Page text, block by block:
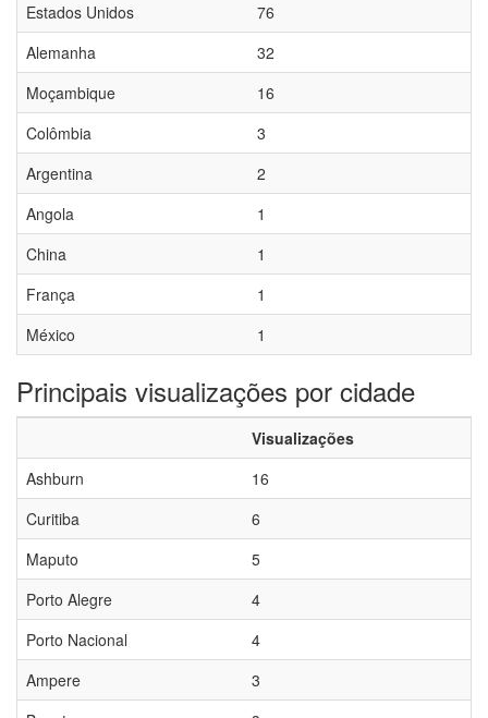
Estados Unidos
76
Alemanha
32
Moçambique
16
Colômbia
3
Argentina
2
Angola
1
China
1
França
1
México
1
Principais visualizações por cidade
Visualizações
Ashburn
16
Curitiba
6
Maputo
5
Porto Alegre
4
Porto Nacional
4
Ampere
3